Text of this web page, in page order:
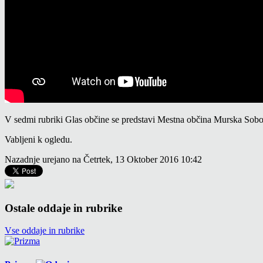
V sedmi rubriki Glas občine se predstavi Mestna občina Murska
Vabljeni k ogledu.
Nazadnje urejano na Četrtek, 13 Oktober 2016 10:42
Ostale oddaje in rubrike
Vse oddaje in rubrike